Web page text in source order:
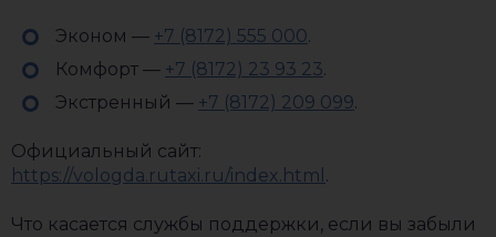
Эконом — +7 (8172) 555 000.
Комфорт — +7 (8172) 23 93 23.
Экстренный — +7 (8172) 209 099.
Официальный сайт:
https://vologda.rutaxi.ru/index.html .
Что касается службы поддержки, если вы забыли